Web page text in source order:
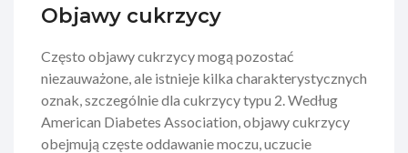
Objawy cukrzycy
Często objawy cukrzycy mogą pozostać
niezauważone, ale istnieje kilka charakterystycznych
oznak, szczególnie dla cukrzycy typu 2. Według
American Diabetes Association, objawy cukrzycy
obejmują częste oddawanie moczu, uczucie